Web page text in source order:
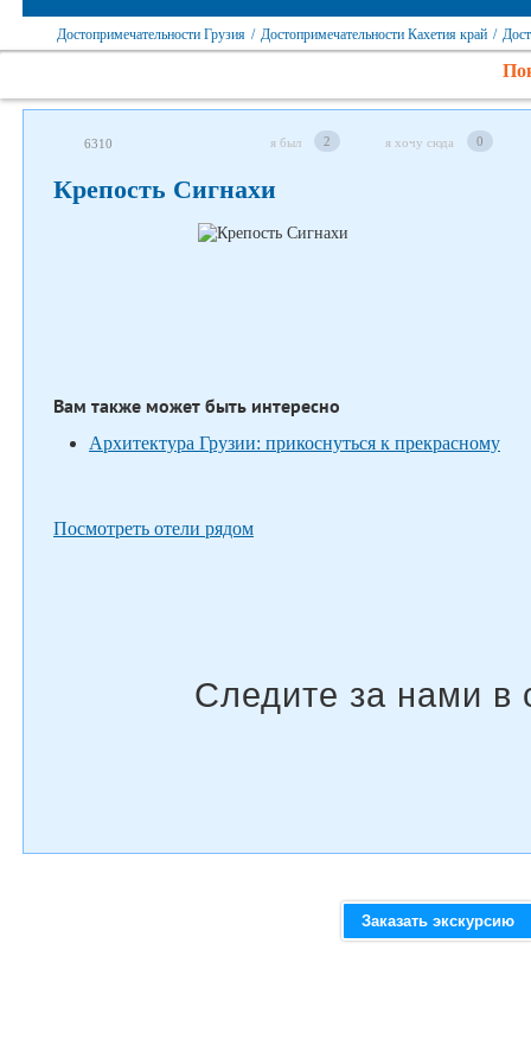
Достопримечательности Грузия / Достопримечательности Кахетия край /
6310 я был 2 я хочу сюда 0
Крепость Сигнахи
Вам также может быть интересно
Архитектура Грузии: прикоснуться к прекрасному
Посмотреть отели рядом
Следите за нами в соцсетях
Заказать экскурсию